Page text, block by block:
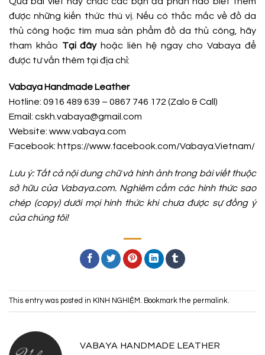
được những kiến thức thú vị. Nếu có thắc mắc về đồ da
thủ công hoặc tìm mua sản phẩm đồ da thủ công, hãy
tham khảo Tại đâyhoặc liên hệ ngay cho Vabaya để
được tư vấn thêm tại địa chỉ:
Vabaya Handmade Leather
Hotline: 0916 489 639 – 0867 746 172 (Zalo & Call)
Email: cskh.vabaya@gmail.com
Website: www.vabaya.com
Facebook: https://www.facebook.com/Vabaya.Vietnam/
Lưu ý: Tất cả nội dung chữ và hình ảnh trong bài viết thuộc
sở hữu của Vabaya.com. Nghiêm cấm các hình thức sao
chép (copy) dưới mọi hình thức khi chưa được sự đồng ý
của chúng tôi!
This entry was posted in KINH NGHIỆM . Bookmark the permalink.
VABAYA HANDMADE LEATHER